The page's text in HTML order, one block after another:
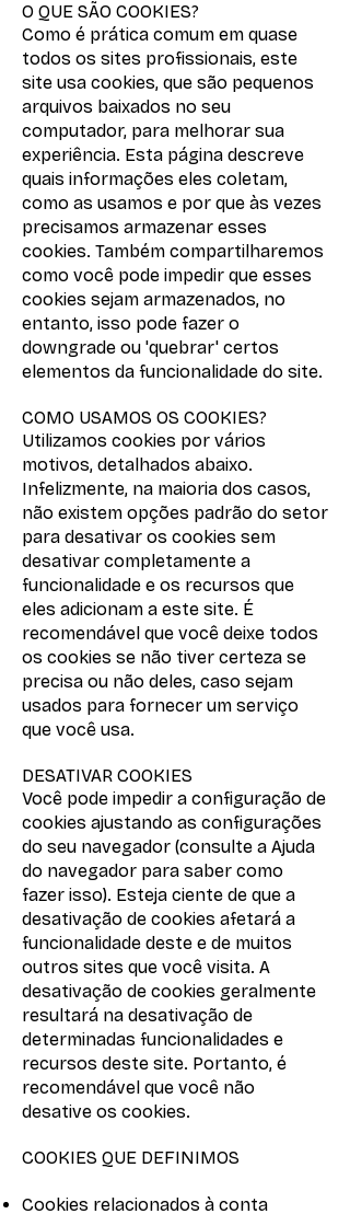
O QUE SÃO COOKIES?
Como é prática comum em quase
todos os sites profissionais, este
site usa cookies, que são pequenos
arquivos baixados no seu
computador, para melhorar sua
experiência. Esta página descreve
quais informações eles coletam,
como as usamos e por que às vezes
precisamos armazenar esses
cookies. Também compartilharemos
como você pode impedir que esses
cookies sejam armazenados, no
entanto, isso pode fazer o
downgrade ou 'quebrar' certos
elementos da funcionalidade do site.
COMO USAMOS OS COOKIES?
Utilizamos cookies por vários
motivos, detalhados abaixo.
Infelizmente, na maioria dos casos,
não existem opções padrão do setor
para desativar os cookies sem
desativar completamente a
funcionalidade e os recursos que
eles adicionam a este site. É
recomendável que você deixe todos
os cookies se não tiver certeza se
precisa ou não deles, caso sejam
usados ​​para fornecer um serviço
que você usa.
DESATIVAR COOKIES
Você pode impedir a configuração de
cookies ajustando as configurações
do seu navegador (consulte a Ajuda
do navegador para saber como
fazer isso). Esteja ciente de que a
desativação de cookies afetará a
funcionalidade deste e de muitos
outros sites que você visita. A
desativação de cookies geralmente
resultará na desativação de
determinadas funcionalidades e
recursos deste site. Portanto, é
recomendável que você não
desative os cookies.
COOKIES QUE DEFINIMOS
Cookies relacionados à conta